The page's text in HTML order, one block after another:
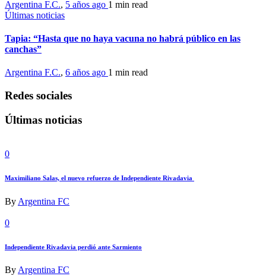
Argentina F.C., 5 años ago 1 min read
Últimas noticias
Tapia: “Hasta que no haya vacuna no habrá público en las
canchas”
Argentina F.C., 6 años ago 1 min read
Redes sociales
Últimas noticias
0
Maximiliano Salas, el nuevo refuerzo de Independiente Rivadavia
By Argentina FC
0
Independiente Rivadavia perdió ante Sarmiento
ByArgentina FC